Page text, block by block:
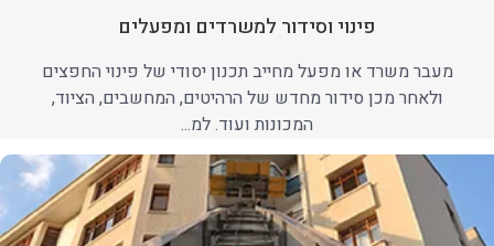
פינוי וסידור למשרדים ומפעלים
מעבר משרד או מפעל מחייב תכנון יסודי של פינוי החפצים
ולאחר מכן סידור מחדש של הרהיטים, המחשבים, הציוד,
המכונות ועוד. למ...